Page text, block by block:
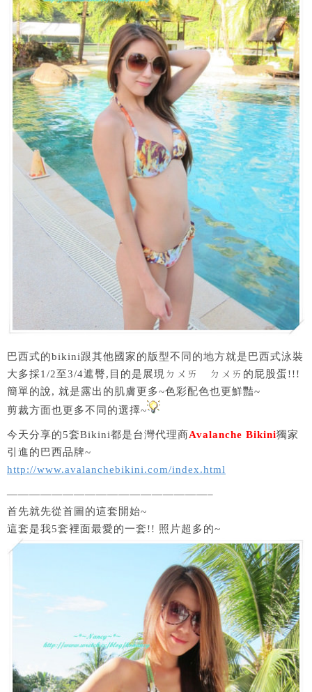
巴西式的bikini跟其他國家的版型不同的地方就是巴西式泳裝
大多採1/2至3/4遮臀,目的是展現ㄉㄨㄞ ㄉㄨㄞ的屁股蛋!!!
簡單的說, 就是露出的肌膚更多~色彩配色也更鮮豔~
剪裁方面也更多不同的選擇~
今天分享的5套Bikini都是台灣代理商Avalanche Bikini獨家
引進的巴西品牌~
http://www.avalanchebikini.com/index.html
——————————————————–
首先就先從首圖的這套開始~
這套是我5套裡面最愛的一套!! 照片超多的~